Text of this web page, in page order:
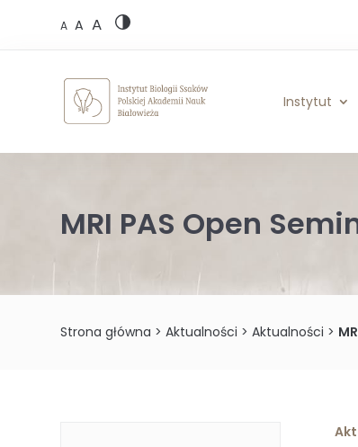
A A A
Instytut
MRI PAS Open
Strona główna >Aktualności >Aktualności >